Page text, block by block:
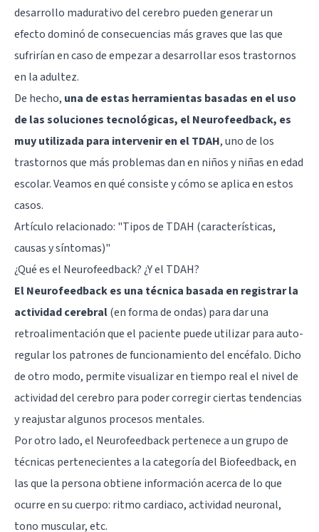
desarrollo madurativo del cerebro pueden generar un
efecto dominó de consecuencias más graves que las que
sufrirían en caso de empezar a desarrollar esos trastornos
en la adultez.
De hecho, una de estas herramientas basadas en el uso
de las soluciones tecnológicas, el Neurofeedback, es
muy utilizada para intervenir en el TDAH, uno de los
trastornos que más problemas dan en niños y niñas en edad
escolar. Veamos en qué consiste y cómo se aplica en estos
casos.
Artículo relacionado: "Tipos de TDAH (características,
causas y síntomas)"
¿Qué es el Neurofeedback? ¿Y el TDAH?
El Neurofeedback es una técnica basada en registrar la
actividad cerebral(en forma de ondas) para dar una
retroalimentación que el paciente puede utilizar para auto-
regular los patrones de funcionamiento del encéfalo. Dicho
de otro modo, permite visualizar en tiempo real el nivel de
actividad del cerebro para poder corregir ciertas tendencias
y reajustar algunos procesos mentales.
Por otro lado, el Neurofeedback pertenece a un grupo de
técnicas pertenecientes a la categoría del Biofeedback, en
las que la persona obtiene información acerca de lo que
ocurre en su cuerpo: ritmo cardiaco, actividad neuronal,
tono muscular, etc.